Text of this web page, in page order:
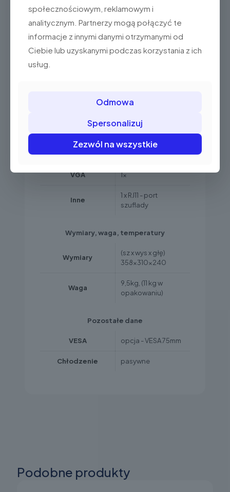
RS-232
3 x RS232 (COM3 z
konfigurowalnym
zasilaniem:
0V/5V/12V)
7 x USB 2.0 (6
USB 3.0 (na tylnej
wyświetlacza)
Ethernet
1 x Ethernet
(10/100/1000),
VGA 1x
Inne
1 x RJ11 - port
szuflady
Wymiary, waga, temperatury
Wymiary
(sz x wys x głę)
358x310x240
Waga
9,5kg, (11 kg w
opakowaniu)
Pozostałe dane
VESA opcja - VESA 75mm
Chłodzenie pasywne
Podobne produkty
społecznościowym, reklamowym i
analitycznym. Partnerzy mogą połączyć te
informacje z innymi danymi otrzymanymi od
Ciebie lub uzyskanymi podczas korzystania z ich
usług.
Odmowa
Spersonalizuj
Zezwól na wszystkie